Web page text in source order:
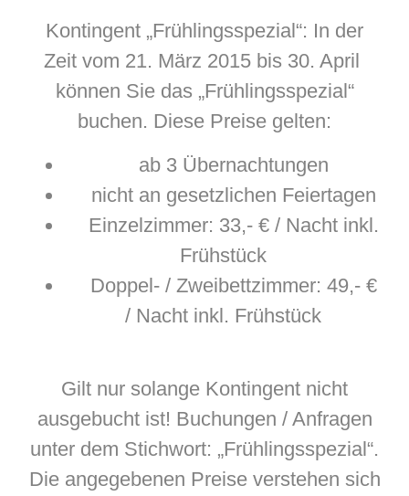
Kontingent „Frühlingsspezial“: In der
Zeit vom 21. März 2015 bis 30. April
können Sie das „Frühlingsspezial“
buchen. Diese Preise gelten:
ab 3 Übernachtungen
nicht an gesetzlichen Feiertagen
Einzelzimmer: 33,- € / Nacht inkl.
Frühstück
Doppel- / Zweibettzimmer: 49,- €
/ Nacht inkl. Frühstück
Gilt nur solange Kontingent nicht
ausgebucht ist! Buchungen / Anfragen
unter dem Stichwort: „Frühlingsspezial“.
Die angegebenen Preise verstehen sich